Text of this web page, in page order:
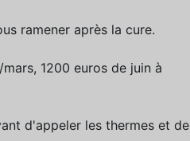
ramener après la cure.
1200 euros de juin à
d'appeler les thermes et de